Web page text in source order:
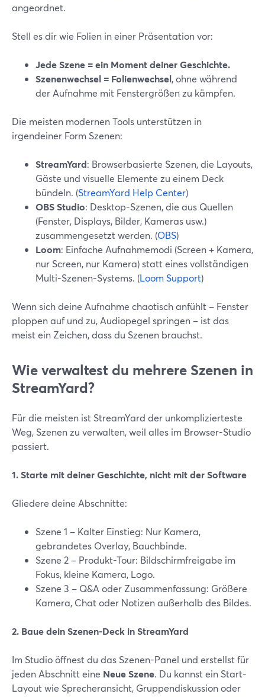
angeordnet.
Stell es dir wie Folien in einer Präsentation vor:
Jede Szene = ein Moment deiner Geschichte.
Szenenwechsel = Folienwechsel, ohne während
der Aufnahme mit Fenstergrößen zu kämpfen.
Die meisten modernen Tools unterstützen in
irgendeiner Form Szenen:
StreamYard: Browserbasierte Szenen, die Layouts,
Gäste und visuelle Elemente zu einem Deck
bündeln. (StreamYard Help Center)
OBS Studio: Desktop-Szenen, die aus Quellen
(Fenster, Displays, Bilder, Kameras usw.)
zusammengesetzt werden. (OBS)
Loom: Einfache Aufnahmemodi (Screen + Kamera,
nur Screen, nur Kamera) statt eines vollständigen
Multi-Szenen-Systems. (Loom Support)
Wenn sich deine Aufnahme chaotisch anfühlt – Fenster
ploppen auf und zu, Audiopegel springen – ist das
meist ein Zeichen, dass du Szenen brauchst.
Wie verwaltest du mehrere Szenen in
StreamYard?
Für die meisten ist StreamYard der unkomplizierteste
Weg, Szenen zu verwalten, weil alles im Browser-Studio
passiert.
1. Starte mit deiner Geschichte, nicht mit der Software
Gliedere deine Abschnitte:
Szene 1 – Kalter Einstieg: Nur Kamera,
gebrandetes Overlay, Bauchbinde.
Szene 2 – Produkt-Tour: Bildschirmfreigabe im
Fokus, kleine Kamera, Logo.
Szene 3 – Q&A oder Zusammenfassung: Größere
Kamera, Chat oder Notizen außerhalb des Bildes.
2. Baue dein Szenen-Deck in StreamYard
Im Studio öffnest du das Szenen-Panel und erstellst für
jeden Abschnitt eine Neue Szene. Du kannst ein Start-
Layout wie Sprecheransicht, Gruppendiskussion oder